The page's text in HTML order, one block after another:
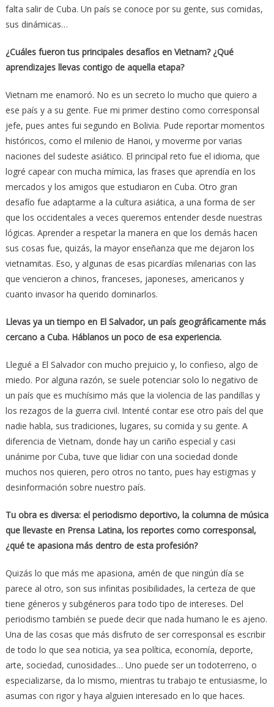
falta salir de Cuba. Un país se conoce por su gente, sus comidas,
sus dinámicas…
¿Cuáles fueron tus principales desafíos en Vietnam? ¿Qué
aprendizajes llevas contigo de aquella etapa?
Vietnam me enamoró. No es un secreto lo mucho que quiero a
ese país y a su gente. Fue mi primer destino como corresponsal
jefe, pues antes fui segundo en Bolivia. Pude reportar momentos
históricos, como el milenio de Hanoi, y moverme por varias
naciones del sudeste asiático. El principal reto fue el idioma, que
logré capear con mucha mímica, las frases que aprendía en los
mercados y los amigos que estudiaron en Cuba. Otro gran
desafío fue adaptarme a la cultura asiática, a una forma de ser
que los occidentales a veces queremos entender desde nuestras
lógicas. Aprender a respetar la manera en que los demás hacen
sus cosas fue, quizás, la mayor enseñanza que me dejaron los
vietnamitas. Eso, y algunas de esas picardías milenarias con las
que vencieron a chinos, franceses, japoneses, americanos y
cuanto invasor ha querido dominarlos.
Llevas ya un tiempo en El Salvador, un país geográficamente más
cercano a Cuba. Háblanos un poco de esa experiencia.
Llegué a El Salvador con mucho prejuicio y, lo confieso, algo de
miedo. Por alguna razón, se suele potenciar solo lo negativo de
un país que es muchísimo más que la violencia de las pandillas y
los rezagos de la guerra civil. Intenté contar ese otro país del que
nadie habla, sus tradiciones, lugares, su comida y su gente. A
diferencia de Vietnam, donde hay un cariño especial y casi
unánime por Cuba, tuve que lidiar con una sociedad donde
muchos nos quieren, pero otros no tanto, pues hay estigmas y
desinformación sobre nuestro país.
Tu obra es diversa: el periodismo deportivo, la columna de música
que llevaste en Prensa Latina, los reportes como corresponsal,
¿qué te apasiona más dentro de esta profesión?
Quizás lo que más me apasiona, amén de que ningún día se
parece al otro, son sus infinitas posibilidades, la certeza de que
tiene géneros y subgéneros para todo tipo de intereses. Del
periodismo también se puede decir que nada humano le es ajeno.
Una de las cosas que más disfruto de ser corresponsal es escribir
de todo lo que sea noticia, ya sea política, economía, deporte,
arte, sociedad, curiosidades… Uno puede ser un todoterreno, o
especializarse, da lo mismo, mientras tu trabajo te entusiasme, lo
asumas con rigor y haya alguien interesado en lo que haces.